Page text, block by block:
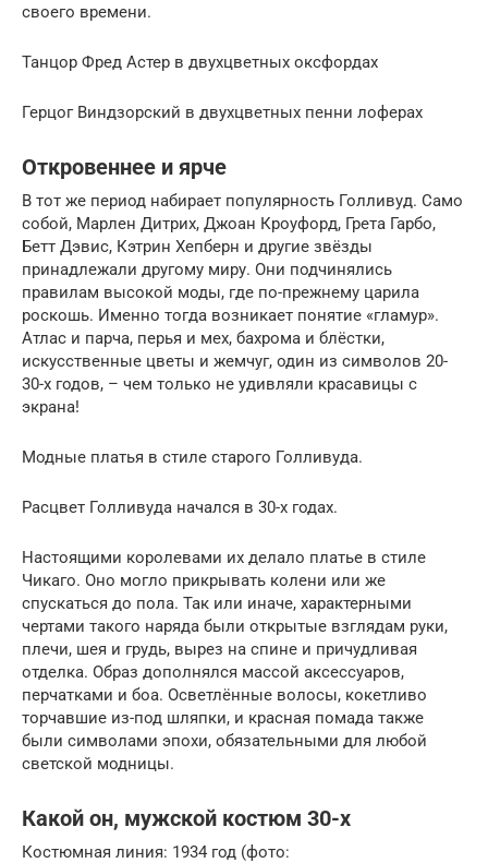
своего времени.
Танцор Фред Астер в двухцветных оксфордах
Герцог Виндзорский в двухцветных пенни лоферах
Откровеннее и ярче
В тот же период набирает популярность Голливуд. Само
собой, Марлен Дитрих, Джоан Кроуфорд, Грета Гарбо,
Бетт Дэвис, Кэтрин Хепберн и другие звёзды
принадлежали другому миру. Они подчинялись
правилам высокой моды, где по-прежнему царила
роскошь. Именно тогда возникает понятие «гламур».
Атлас и парча, перья и мех, бахрома и блёстки,
искусственные цветы и жемчуг, один из символов 20-
30-х годов, – чем только не удивляли красавицы с
экрана!
Модные платья в стиле старого Голливуда.
Расцвет Голливуда начался в 30-х годах.
Настоящими королевами их делало платье в стиле
Чикаго. Оно могло прикрывать колени или же
спускаться до пола. Так или иначе, характерными
чертами такого наряда были открытые взглядам руки,
плечи, шея и грудь, вырез на спине и причудливая
отделка. Образ дополнялся массой аксессуаров,
перчатками и боа. Осветлённые волосы, кокетливо
торчавшие из-под шляпки, и красная помада также
были символами эпохи, обязательными для любой
светской модницы.
Какой он, мужской костюм 30-х
Костюмная линия: 1934 год (фото: